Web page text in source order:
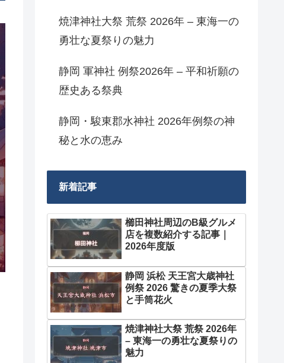
焼津神社大祭 荒祭 2026年 – 東海一の
勇壮な夏祭りの魅力
静岡 軍神社 例祭2026年 – 平和祈願の
歴史ある祭典
静岡・駿東郡水神社 2026年例祭の神
秘と水の恵み
新着記事
櫛田神社周辺のB級グルメ
店を複数紹介する記事｜
2026年度版
静岡 浜松 天王宮大歳神社
例祭 2026 驚きの夏季大祭
と手筒花火
焼津神社大祭 荒祭 2026年
– 東海一の勇壮な夏祭りの
魅力